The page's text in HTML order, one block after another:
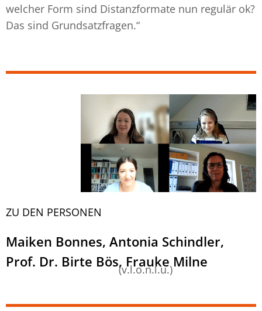
welcher Form sind Distanzformate nun regulär ok?
Das sind Grundsatzfragen.“
ZU DEN PERSONEN
Maiken Bonnes, Antonia Schindler,
Prof. Dr. Birte Bös, Frauke Milne
(v.l.o.n.l.u.)